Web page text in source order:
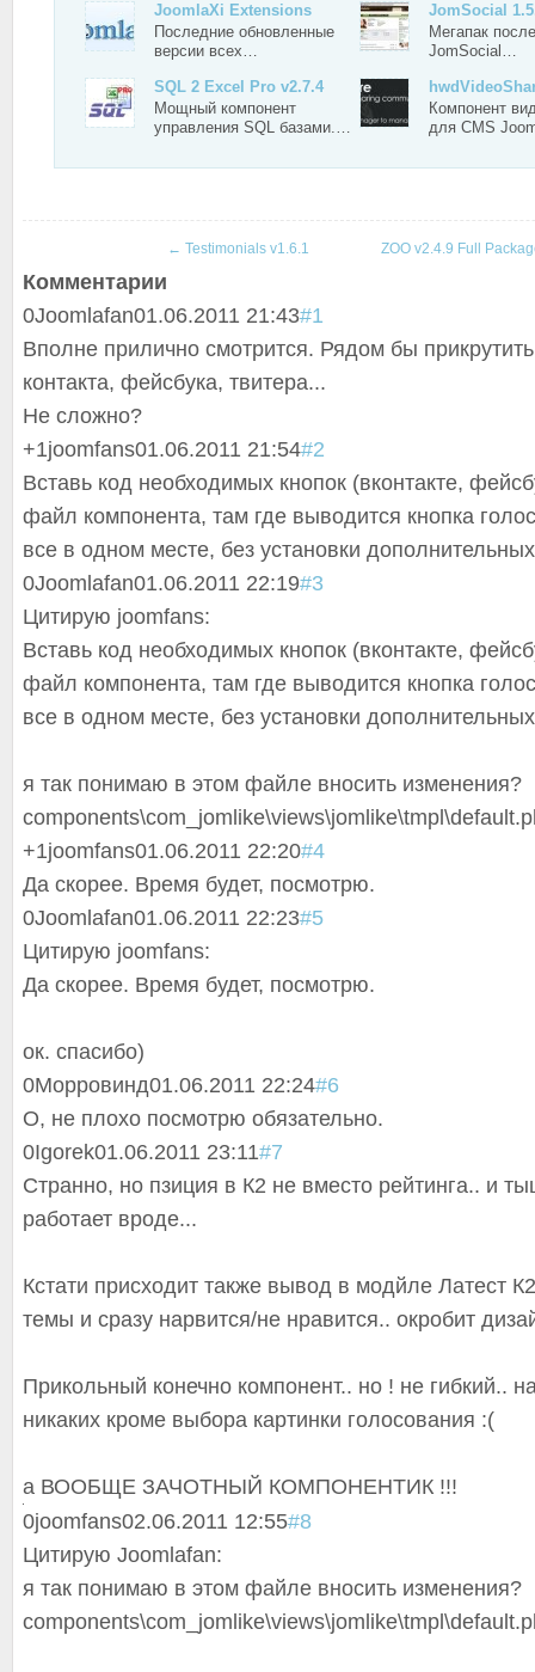
JoomlaXi Extensions
Последние обновленные
версии всех…
JomSocial
Мегапак
JomSocial…
SQL 2 Excel Pro v2.7.4
Мощный компонент
управления SQL базами.…
Компонент
для CMS
← Testimonials v1.6.1 ZOO v2.4.9 Full
Комментарии
0Joomlafan01.06.2011 21:43#1
Вполне прилично смотрится. Рядом бы
контакта, фейсбука, твитера...
Не сложно?
+1joomfans01.06.2011 21:54#2
Вставь код необходимых кнопок (вконтакте,
файл компонента, там где выводится кнопка
все в одном месте, без установки
0Joomlafan01.06.2011 22:19#3
Цитирую joomfans:
Вставь код необходимых кнопок (вконтакте,
файл компонента, там где выводится кнопка
все в одном месте, без установки
я так понимаю в этом файле вносить изменения?
components\com_ jomlike\views\jomlike\tmpl\def
+1joomfans01.06.2011 22:20#4
Да скорее. Время будет, посмотрю.
0Joomlafan01.06.2011 22:23#5
Цитирую joomfans:
Да скорее. Время будет, посмотрю.
ок. спасибо)
0Морровинд01.06.2011 22:24#6
О, не плохо посмотрю обязательно.
0Igorek01.06.2011 23:11#7
Странно, но пзиция в К2 не вместо рейтинга.. и
работает вроде...
Кстати присходит также вывод в модйле Латест
темы и сразу нарвится/не нравится.. окробит
Прикольный конечно компонент.. но ! не гибкий..
никаких кроме выбора картинки голосования :(
а ВООБЩЕ ЗАЧОТНЫЙ КОМПОНЕНТИК !!!
0joomfans02.06.2011 12:55#8
Цитирую Joomlafan:
я так понимаю в этом файле вносить изменения?
components\com_ jomlike\views\jomlike\tmpl\def